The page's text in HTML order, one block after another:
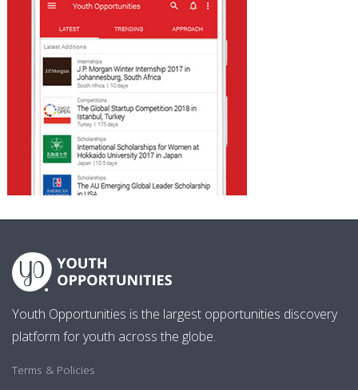
Youth Opportunities is the largest opportunities discovery
platform for youth across the globe.
Terms & Policies